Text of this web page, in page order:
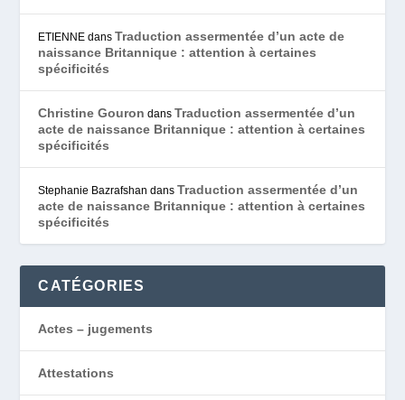
ETIENNE dansTraduction assermentée d’un acte de
naissance Britannique : attention à certaines
spécificités
Christine Gouron dansTraduction assermentée d’un
acte de naissance Britannique : attention à certaines
spécificités
Stephanie Bazrafshan dansTraduction assermentée d’un
acte de naissance Britannique : attention à certaines
spécificités
CATÉGORIES
Actes – jugements
Attestations